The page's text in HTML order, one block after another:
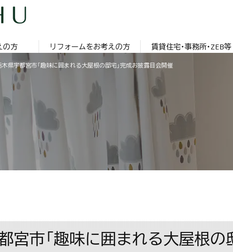
の方 リフォームをお考えの方 賃貸住宅・事務所・ZEB等
木県宇都宮市「趣味に囲まれる大屋根の邸宅」完成お披露目会開催
宮市「趣味に囲まれる大屋根